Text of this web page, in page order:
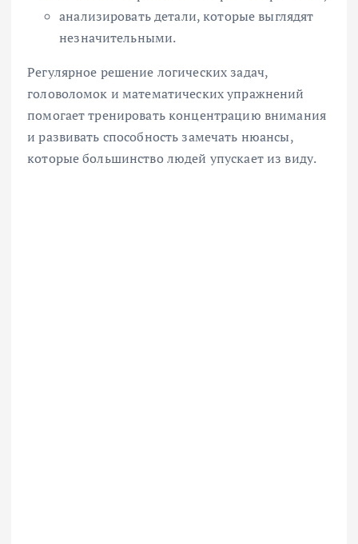
анализировать детали, которые выглядят
незначительными.
Регулярное решение логических задач,
головоломок и математических упражнений
помогает тренировать концентрацию внимания
и развивать способность замечать нюансы,
которые большинство людей упускает из виду.